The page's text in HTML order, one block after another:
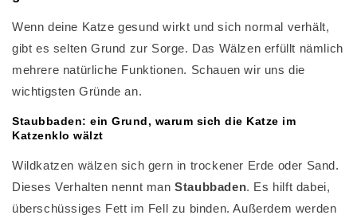
Wenn deine Katze gesund wirkt und sich normal verhält,
gibt es selten Grund zur Sorge. Das Wälzen erfüllt nämlich
mehrere natürliche Funktionen. Schauen wir uns die
wichtigsten Gründe an.
Staubbaden: ein Grund, warum sich die Katze im
Katzenklo wälzt
Wildkatzen wälzen sich gern in trockener Erde oder Sand.
Dieses Verhalten nennt manStaubbaden. Es hilft dabei,
überschüssiges Fett im Fell zu binden. Außerdem werden